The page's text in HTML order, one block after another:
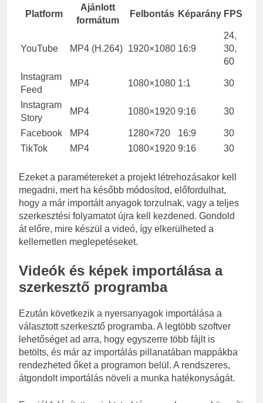
Platform
Ajánlott
formátum
Felbontás Képarány FPS
YouTube MP4 (H.264) 1920×1080 16:9
24,
30,
60
Instagram
Feed
MP4 1080×1080 1:1 30
Instagram
Story
MP4 1080×1920 9:16 30
Facebook MP4 1280×720 16:9
30
TikTok
MP4 1080×1920 9:16 30
Ezeket a paramétereket a projekt létrehozásakor kell
megadni, mert ha később módosítod, előfordulhat,
hogy a már importált anyagok torzulnak, vagy a teljes
szerkesztési folyamatot újra kell kezdened. Gondold
át előre, mire készül a videó, így elkerülheted a
kellemetlen meglepetéseket.
Videók és képek importálása a
szerkesztő programba
Ezután következik a nyersanyagok importálása a
választott szerkesztő programba. A legtöbb szoftver
lehetőséget ad arra, hogy egyszerre több fájlt is
betölts, és már az importálás pillanatában mappákba
rendezheted őket a programon belül. A rendszeres,
átgondolt importálás növeli a munka hatékonyságát.